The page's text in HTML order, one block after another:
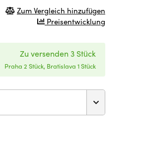
Zum Vergleich hinzufügen
Preisentwicklung
Zu versenden 3 Stück
Praha 2 Stück, Bratislava 1 Stück